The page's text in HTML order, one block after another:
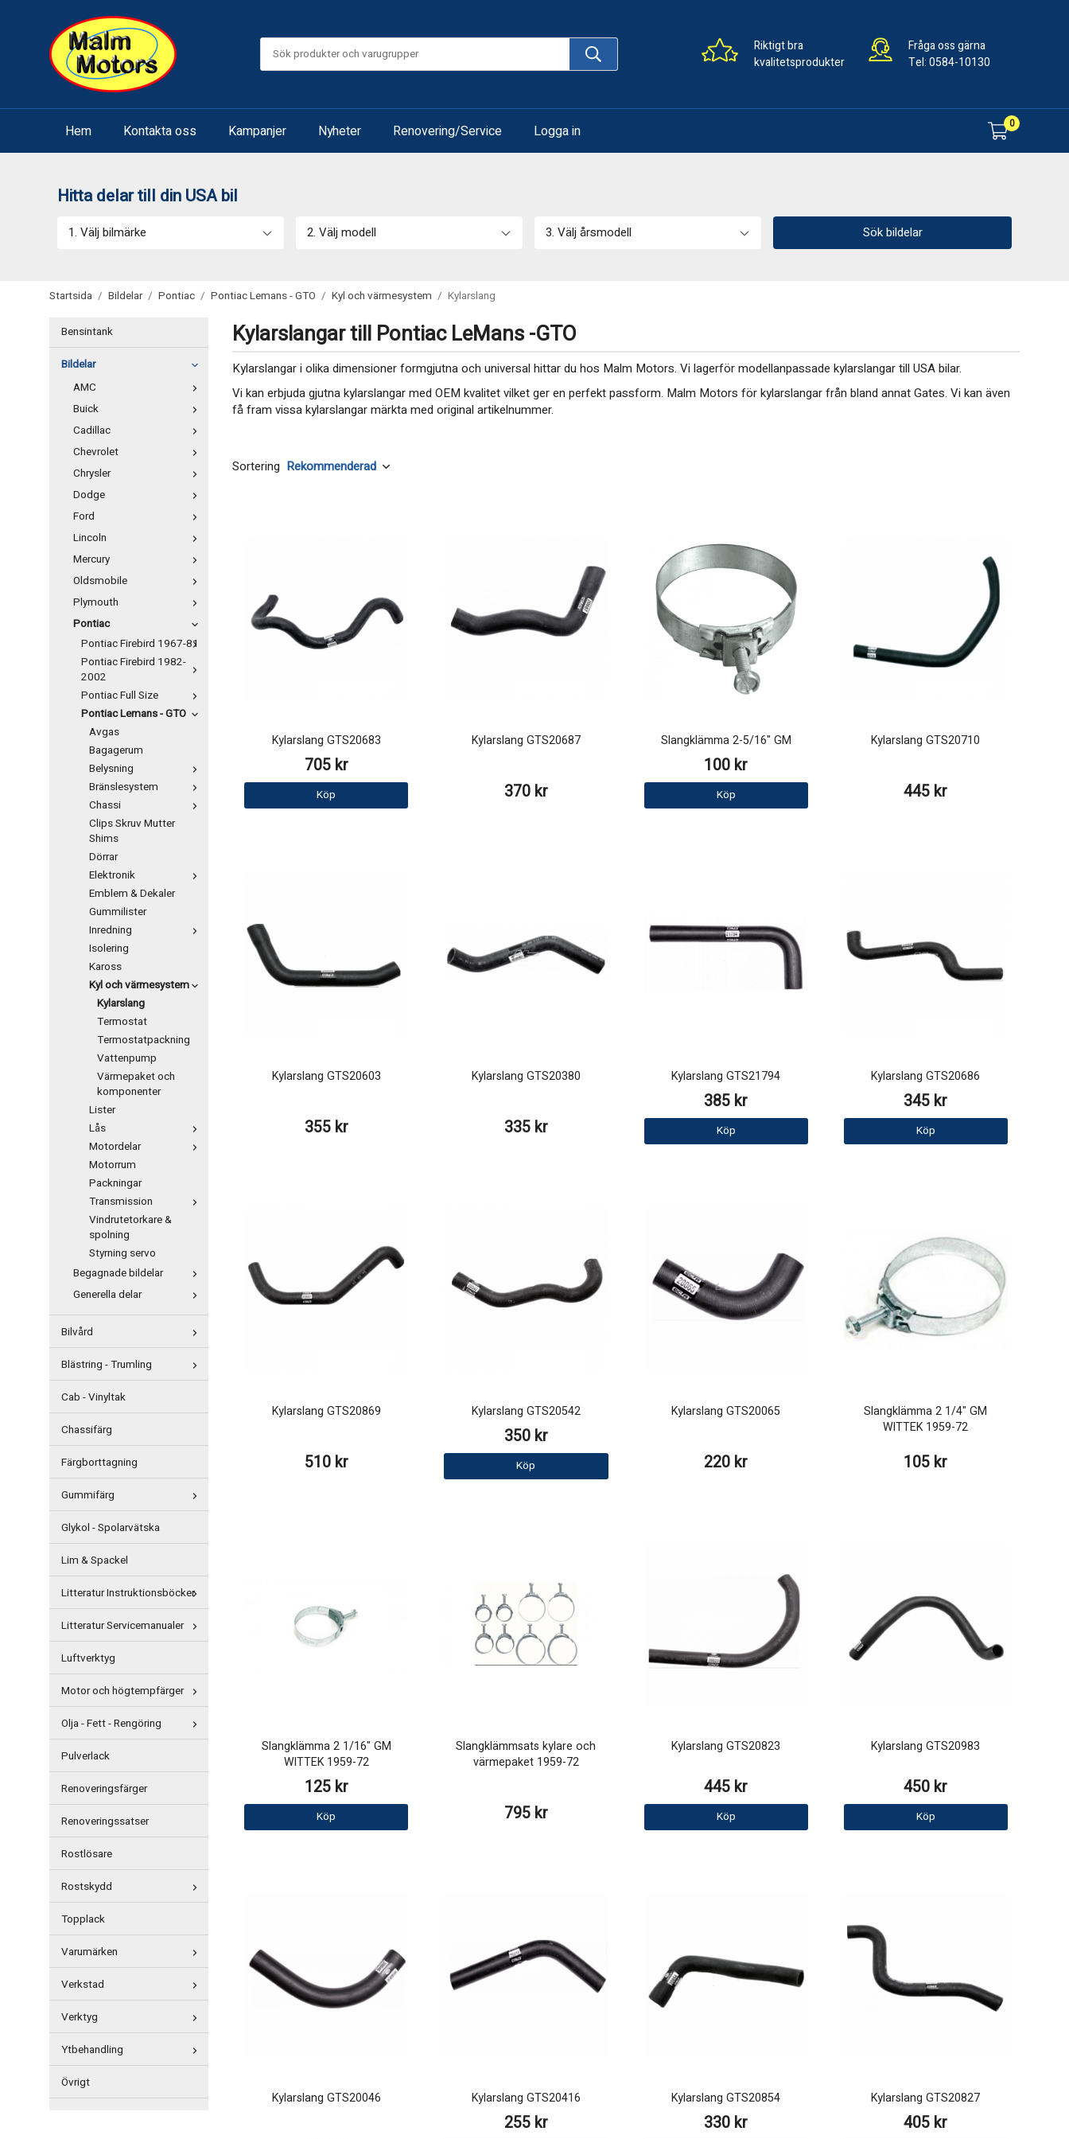
Riktigt bra
kvalitetsprodukter
Fråga oss gärna
Tel:0584-10130
Hem Kontakta oss Kampanjer Nyheter Renovering/Service Logga in 0
Hitta delar till din USA bil
1. Välj bilmärke 2. Välj modell 3. Välj årsmodell Sök bildelar
Startsida / Bildelar / Pontiac / Pontiac Lemans - GTO / Kyl och värmesystem / Kylarslang
Bensintank
Bildelar
AMC
Buick
Cadillac
Chevrolet
Chrysler
Dodge
Ford
Lincoln
Mercury
Oldsmobile
Plymouth
Pontiac
Pontiac Firebird 1967-81
Pontiac Firebird 1982-
2002
Pontiac Full Size
Pontiac Lemans - GTO
Avgas
Bagagerum
Belysning
Bränslesystem
Chassi
Clips Skruv Mutter
Shims
Dörrar
Elektronik
Emblem & Dekaler
Gummilister
Inredning
Isolering
Kaross
Kyl och värmesystem
Kylarslang
Termostat
Termostatpackning
Vattenpump
Värmepaket och
komponenter
Lister
Lås
Motordelar
Motorrum
Packningar
Transmission
Vindrutetorkare &
spolning
Styrning servo
Begagnade bildelar
Generella delar
Bilvård
Blästring - Trumling
Cab - Vinyltak
Chassifärg
Färgborttagning
Gummifärg
Glykol - Spolarvätska
Lim & Spackel
Litteratur Instruktionsböcker
Litteratur Servicemanualer
Luftverktyg
Motor och högtempfärger
Olja - Fett - Rengöring
Pulverlack
Renoveringsfärger
Renoveringssatser
Rostlösare
Rostskydd
Topplack
Varumärken
Verkstad
Verktyg
Ytbehandling
Övrigt
Kylarslangar till Pontiac LeMans -GTO
Kylarslangar i olika dimensioner formgjutna och universal hittar du hos Malm Motors. Vi lagerför modellanpassade kylarslangar till USA bilar.
Vi kan erbjuda gjutna kylarslangar med OEM kvalitet vilket ger en perfekt passform. Malm Motors för kylarslangar från bland annat Gates. Vi kan även
få fram vissa kylarslangar märkta med original artikelnummer.
Sortering
Kylarslang GTS20683
705 kr
Köp
Kylarslang GTS20687
370 kr
Slangklämma 2-5/16" GM
100 kr
Köp
Kylarslang GTS20710
445 kr
Kylarslang GTS20603
355 kr
Kylarslang GTS20380
335 kr
Kylarslang GTS21794
385 kr
Köp
Kylarslang GTS20686
345 kr
Köp
Kylarslang GTS20869
510 kr
Kylarslang GTS20542
350 kr
Köp
Kylarslang GTS20065
220 kr
Slangklämma 2 1/4" GM
WITTEK 1959-72
105 kr
Slangklämma 2 1/16" GM
WITTEK 1959-72
125 kr
Köp
Slangklämmsats kylare och
värmepaket 1959-72
795 kr
Kylarslang GTS20823
445 kr
Köp
Kylarslang GTS20983
450 kr
Köp
Kylarslang GTS20046 Kylarslang GTS20416
255 kr
Kylarslang GTS20854
330 kr
Kylarslang GTS20827
405 kr